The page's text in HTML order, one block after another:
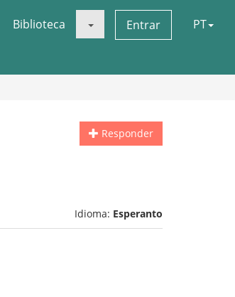
Biblioteca Entrar PT
Responder
Idioma: Esperanto